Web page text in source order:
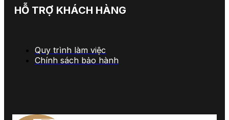
HỖ TRỢ KHÁCH HÀNG
Quy trình làm việc
Chính sách bảo hành